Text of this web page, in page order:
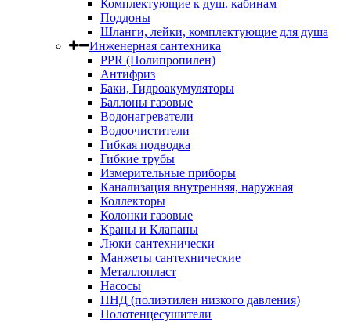
Комплектующие к душ. кабинам
Поддоны
Шланги, лейки, комплектующие для душа
Инженерная сантехника
PPR (Полипропилен)
Антифриз
Баки, Гидроакумуляторы
Баллоны газовые
Водонагреватели
Водоочистители
Гибкая подводка
Гибкие трубы
Измерительные приборы
Канализация внутренняя, наружная
Коллекторы
Колонки газовые
Краны и Клапаны
Люки сантехнически
Манжеты сантехнические
Металлопласт
Насосы
ПНД (полиэтилен низкого давления)
Полотенцесушители